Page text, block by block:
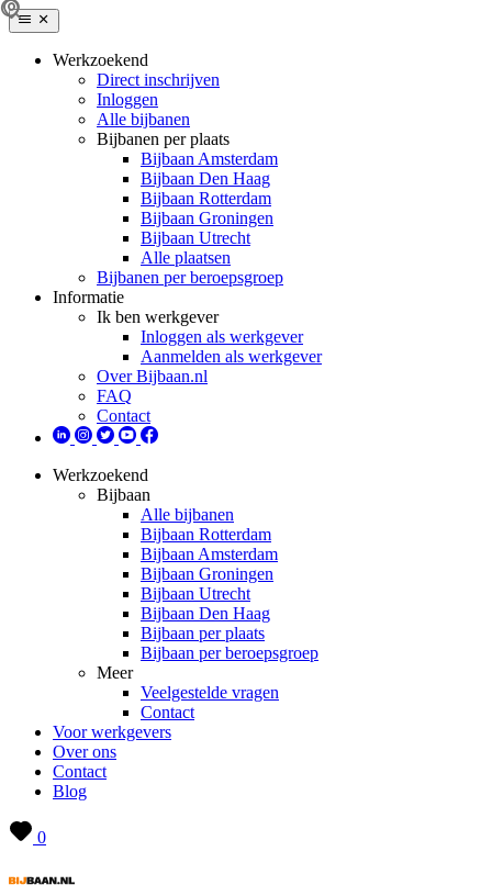
Werkzoekend
Direct inschrijven
Inloggen
Alle bijbanen
Bijbanen per plaats
Bijbaan Amsterdam
Bijbaan Den Haag
Bijbaan Rotterdam
Bijbaan Groningen
Bijbaan Utrecht
Alle plaatsen
Bijbanen per beroepsgroep
Informatie
Ik ben werkgever
Inloggen als werkgever
Aanmelden als werkgever
Over Bijbaan.nl
FAQ
Contact
Werkzoekend
Bijbaan
Alle bijbanen
Bijbaan Rotterdam
Bijbaan Amsterdam
Bijbaan Groningen
Bijbaan Utrecht
Bijbaan Den Haag
Bijbaan per plaats
Bijbaan per beroepsgroep
Meer
Veelgestelde vragen
Contact
Voor werkgevers
Over ons
Contact
Blog
0